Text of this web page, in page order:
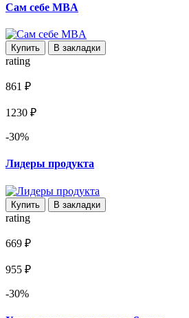
Сам себе MBA
Купить В закладки
rating
861 ₽
1230 ₽
-30%
Лидеры продукта
Купить В закладки
rating
669 ₽
955 ₽
-30%